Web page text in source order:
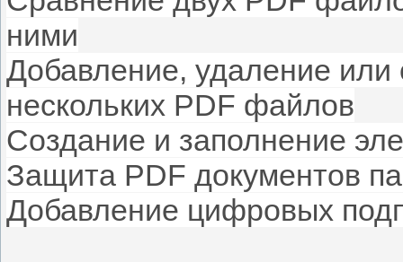
ними
Добавление, удаление или
нескольких PDF файлов
Создание и заполнение
Защита PDF документов
Добавление цифровых